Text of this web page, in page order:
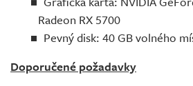
Radeon RX 5700
Pevný disk: 40 GB volného
Doporučené požadavky